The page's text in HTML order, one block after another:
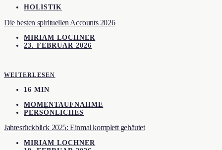
HOLISTIK
Die besten spirituellen Accounts 2026
MIRIAM LOCHNER
23. FEBRUAR 2026
WEITERLESEN
16 MIN
MOMENTAUFNAHME
PERSÖNLICHES
Jahresrückblick 2025: Einmal komplett gehäutet
MIRIAM LOCHNER